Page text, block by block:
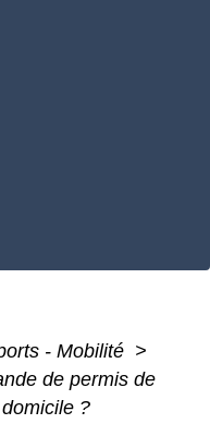
- Mobilité >
de permis de
?